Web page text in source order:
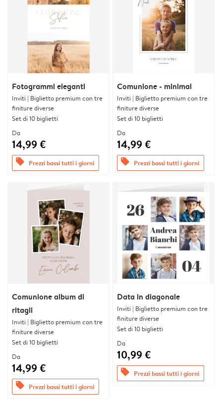
Fotogrammi eleganti
Inviti | Biglietto premium con tre
finiture diverse
Set di 10 biglietti
Da
14,99 €
offers Prezzi bassi tutti i giorni
Comunione - minimal
Inviti | Biglietto premium con tre
finiture diverse
Set di 10 biglietti
Da
14,99 €
offers Prezzi bassi tutti i giorni
Comunione album di
ritagli
Inviti | Biglietto premium con tre
finiture diverse
Set di 10 biglietti
Da
14,99 €
offers Prezzi bassi tutti i giorni
Data in diagonale
Inviti | Biglietto premium con tre
finiture diverse
Set di 10 biglietti
Da
10,99 €
offers Prezzi bassi tutti i giorni